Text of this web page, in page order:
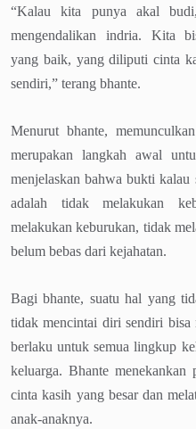
“Kalau kita punya akal
mengendalikan indria. Kita
yang baik, yang diliputi cinta
sendiri,” terang bhante.
Menurut bhante,
merupakan langkah awal
menjelaskan bahwa bukti
adalah tidak melakukan
melakukan keburukan, tidak
belum bebas dari kejahatan.
Bagi bhante, suatu hal yang
tidak mencintai diri sendiri
berlaku untuk semua lingkup
keluarga. Bhante menekankan
cinta kasih yang besar dan
anak-anaknya.